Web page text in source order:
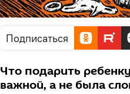
Подписаться
Что подарить
важной, а не была